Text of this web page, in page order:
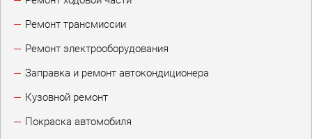
Ремонт трансмиссии
Ремонт электрооборудования
Заправка и ремонт автокондиционера
Кузовной ремонт
Покраска автомобиля